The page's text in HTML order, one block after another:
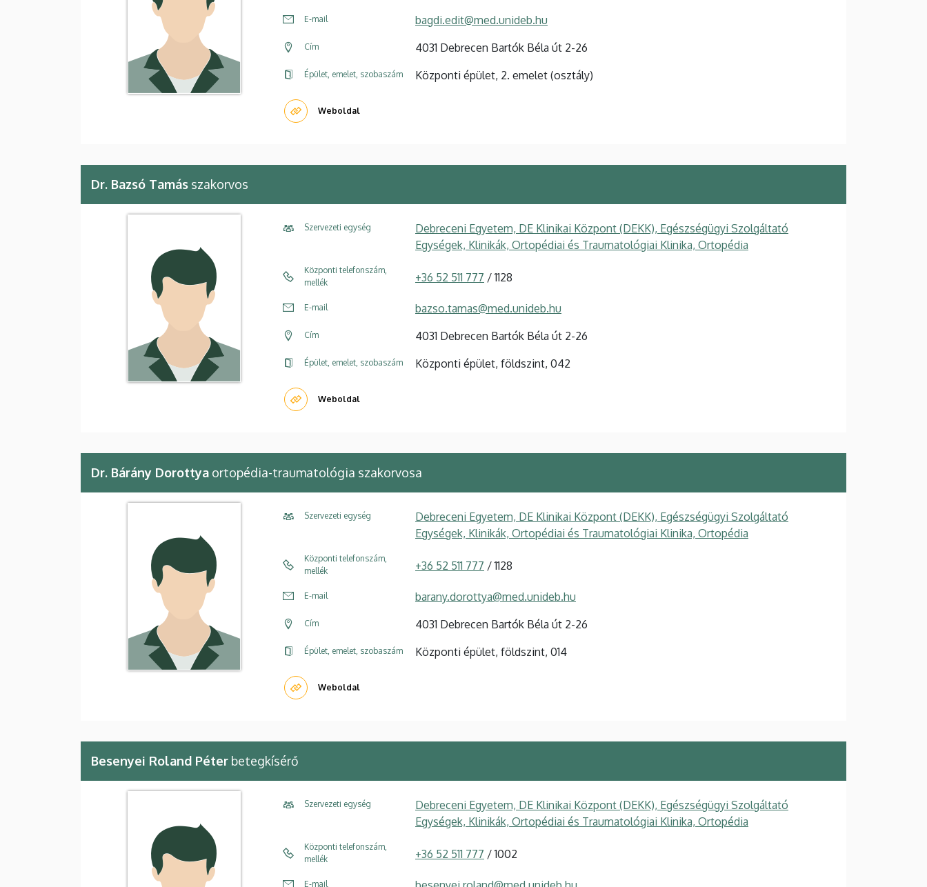
E-mail bagdi.edit@med.unideb.hu
Cím 4031 Debrecen Bartók Béla út 2-26
Épület, emelet, szobaszám Központi épület, 2. emelet (osztály)
Weboldal
Dr. Bazsó Tamás szakorvos
Szervezeti egység
Debreceni Egyetem, DE Klinikai Központ (DEKK), Egészségügyi Szolgáltató
Egységek, Klinikák, Ortopédiai és Traumatológiai Klinika, Ortopédia
Központi telefonszám,
mellék
+36 52 511 777 / 1128
E-mail bazso.tamas@med.unideb.hu
Cím 4031 Debrecen Bartók Béla út 2-26
Épület, emelet, szobaszám Központi épület, földszint, 042
Weboldal
Dr. Bárány Dorottya ortopédia-traumatológia szakorvosa
Szervezeti egység
Debreceni Egyetem, DE Klinikai Központ (DEKK), Egészségügyi Szolgáltató
Egységek, Klinikák, Ortopédiai és Traumatológiai Klinika, Ortopédia
Központi telefonszám,
mellék
+36 52 511 777 / 1128
E-mail barany.dorottya@med.unideb.hu
Cím 4031 Debrecen Bartók Béla út 2-26
Épület, emelet, szobaszám Központi épület, földszint, 014
Weboldal
Besenyei Roland Péter betegkísérő
Szervezeti egység
Debreceni Egyetem, DE Klinikai Központ (DEKK), Egészségügyi Szolgáltató
Egységek, Klinikák, Ortopédiai és Traumatológiai Klinika, Ortopédia
Központi telefonszám,
mellék
+36 52 511 777 / 1002
E-mail